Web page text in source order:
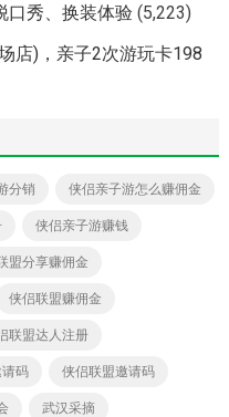
口秀、换装体验 (5,223)
店)，亲子2次游玩卡198
分销 侠侣亲子游怎么赚佣金
侠侣亲子游赚钱
盟分享赚佣金
侠侣联盟赚佣金
联盟达人注册
码 侠侣联盟邀请码
武汉采摘